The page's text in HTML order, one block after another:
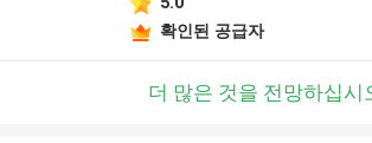
확인된 공급자
더 많은 것을 전망하십시